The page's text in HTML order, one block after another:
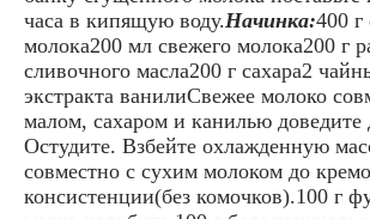
часа в кипящую воду.Начинка:400 г
молока200 мл свежего молока200 г
сливочного масла200 г сахара2
экстракта ванилиСвежее молоко
малом, сахаром и канилью доведите
Остудите. Взбейте охлажденную
совместно с сухим молоком до
консистенции(без комочков).100 г